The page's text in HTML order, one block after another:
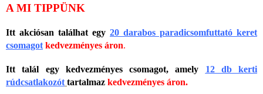
A MI TIPPÜNK
Itt akciósan találhat egy 20 darabos paradicsomfuttató keret
csomagot kedvezményes áron.
Itt talál egy kedvezményes csomagot, amely 12 db kerti
rúdcsatlakozót tartalmaz kedvezményes áron.